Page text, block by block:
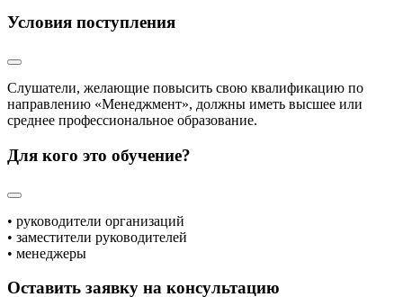
Условия поступления
Слушатели, желающие повысить свою квалификацию по
направлению «Менеджмент», должны иметь высшее или
среднее профессиональное образование.
Для кого это обучение?
• руководители организаций
• заместители руководителей
• менеджеры
Оставить заявку на консультацию